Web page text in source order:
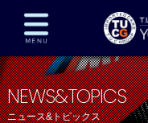
在庫車両情報
TUCとは？
NEWS&TOPICS
ニュース&トピックス